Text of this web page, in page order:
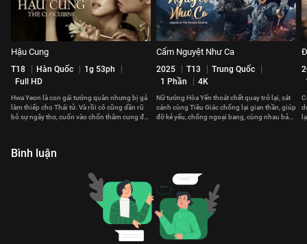
Hậu Cung
T18 Hàn Quốc
1g 53ph
Full HD
Hwa Yeon là con gái tướng quân nhưng bị gả
làm thiếp cho Thái tử. Và rồi cô cũng dần rũ
bỏ sự ngây thơ, cuốn vào chốn thâm cung đầy
Cẩm Nguyệt Như Ca
2025 T13
Trung Quốc
1 Phần
4K
Nữ tướng Hòa Yến thoát chết quay trở lại, sát
cánh cùng Tiêu Giác chống lại gian thần, giúp
đỡ kẻ yếu, chống ngoại bang, cùng nhau bảo
Bình luận